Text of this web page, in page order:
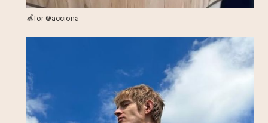
🍏for @acciona